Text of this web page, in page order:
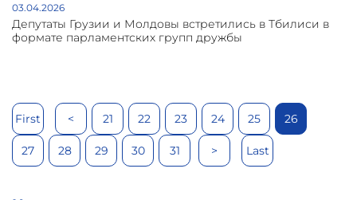
03.04.2026
Депутаты Грузии и Молдовы встретились в Тбилиси в
формате парламентских групп дружбы
First < 21 22 23 24 25 26
27 28 29 30 31 > Last